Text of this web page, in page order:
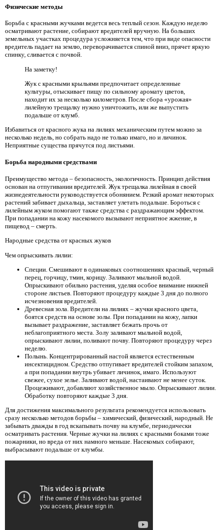
Физические методы
Борьба с красными жучками ведется весь теплый сезон. Каждую неделю
осматривают растение, собирают вредителей вручную. На больших
земельных участках процедура усложняется тем, что при виде опасности
вредитель падает на землю, переворачивается спиной вниз, прячет яркую
спинку, сливается с почвой.
На заметку!
Жук с красными крыльями предпочитает определенные
культуры, отыскивает пищу по сильному аромату цветов,
находит их за несколько километров. После сбора «урожая»
лилейную трещалку нужно уничтожить, или же выпустить
подальше от клумб.
Избавиться от красного жука на лилиях механическим путем можно за
несколько недель, но собрать надо не только имаго, но и личинок.
Неприятные существа прячутся под листьями.
Борьба народными средствами
Преимущество метода – безопасность, экологичность. Принцип действия
основан на отпугивании вредителей. Жук трещалка лилейная в своей
жизнедеятельности руководствуется обонянием. Резкий аромат некоторых
растений забивает дыхальца, заставляет улетать подальше. Бороться с
лилейным жуком помогают также средства с раздражающим эффектом.
При попадании на кожу насекомого вызывают неприятное жжение, в
пищевод – смерть.
Народные средства от красных жуков
Чем опрыскивать лилии:
Специи. Смешивают в одинаковых соотношениях красный, черный
перец, горчицу, тмин, корицу. Заливают мыльной водой.
Опрыскивают обильно растения, уделяя особое внимание нижней
стороне листьев. Повторяют процедуру каждые 3 дня до полного
исчезновения вредителей.
Древесная зола. Вредители на лилиях – жучки красного цвета,
боятся средств на основе золы. При попадании на кожу, лапки
вызывает раздражение, заставляет бежать прочь от
неблагоприятного места. Золу заливают мыльной водой,
опрыскивают лилии, поливают почву. Повторяют процедуру через
неделю.
Полынь. Концентрированный настой является естественным
инсектицидном. Средство отпугивает вредителей стойким запахом,
а при попадании внутрь убивает личинок, имаго. Используют
свежее, сухое зелье. Заливают водой, настаивают не менее суток.
Процеживают, добавляют хозяйственное мыло. Опрыскивают лилии.
Обработку повторяют каждые 3 дня.
Для достижения максимального результата рекомендуется использовать
сразу несколько методов борьбы – химический, физический, народный. Не
забывать дважды в год вскапывать почву на клумбе, периодически
осматривать растения. Черные жучки на лилиях с красными боками тоже
пожарники, но вреда от них намного меньше. Насекомых собирают,
выбрасывают подальше от клумбы.